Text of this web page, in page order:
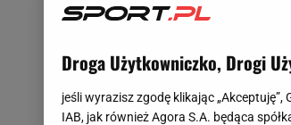
Droga Użytkowniczko, Drogi
jeśli wyrazisz zgodę klikając
IAB, jak również Agora S.A. będąca